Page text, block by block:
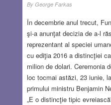
By George Farkas
În decembrie anul trecut,
şi-a anunţat decizia de a-l
reprezentant al speciei
cu ediţia 2016 a distincţiei
milion de dolari. Ceremonia
loc tocmai astăzi, 23 iunie,
primului ministru Benjamin
„E o distincţie tipic